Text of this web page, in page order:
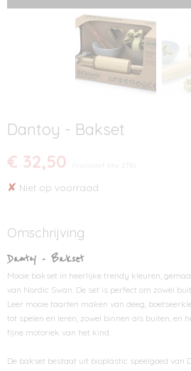
Dantoy - Bakset
€ 32,50 (inclusief btw 21%)
✘ Niet op voorraad
Omschrijving
Dantoy - Bakset
Mooie bakset in heerlijke trendy kleuren,
van Nordic Swan. De set is perfect om zowel
Leer mooie taarten maken van deeg,
tot spelen en leren, zowel binnen als buiten, en
fijne motoriek van het kind.
De bakset bestaat uit bioplastic speelgoed van